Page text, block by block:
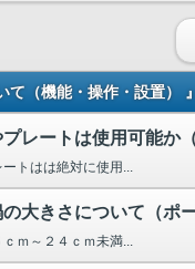
て（機能・操作・設置）
レートは使用可能か
トはは絶対に使用...
大きさについて（ポ
ｍ～２４ｃｍ未満...